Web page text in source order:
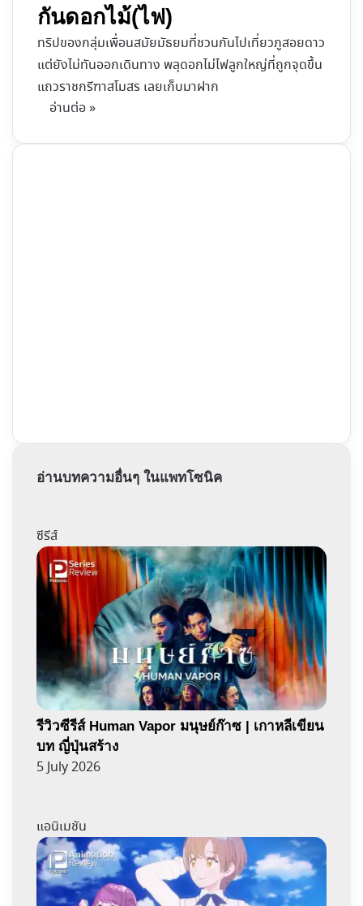
กันดอกไม้(ไฟ)
ทริปของกลุ่มเพื่อนสมัยมัธยมที่ชวนกันไปเที่ยวภูสอยดาว
แต่ยังไม่ทันออกเดินทาง พลุดอกไม่ไฟลูกใหญ่ที่ถูกจุดขึ้น
แถวราชกรีฑาสโมสร เลยเก็บมาฝาก
อ่านต่อ »
อ่านบทความอื่นๆ ในแพทโซนิค
ซีรีส์
รีวิวซีรีส์ Human Vapor มนุษย์ก๊าซ | เกาหลีเขียน
บท ญี่ปุ่นสร้าง
5 July 2026
แอนิเมชัน